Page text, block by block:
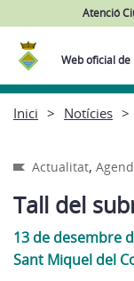
Atenció
Web oficial
Inici Notícies
Actualitat,
Tall del
13 de desembre
Sant Miquel del